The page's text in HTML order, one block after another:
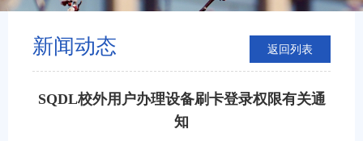
新闻动态 返回列表
SQDL校外用户办理设备刷卡登录权限有关通
知